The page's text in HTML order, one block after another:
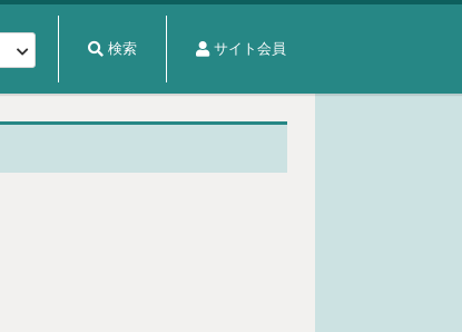
検索 サイト会員